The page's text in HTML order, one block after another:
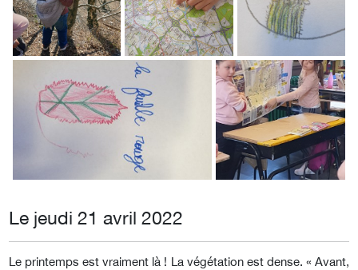
Le jeudi 21 avril 2022
Le printemps est vraiment là ! La végétation est dense. « Avant,